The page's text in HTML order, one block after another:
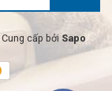
Cung cấp bởi Sapo